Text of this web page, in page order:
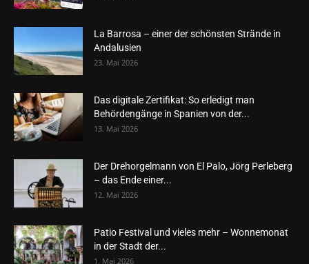
La Barrosa – einer der schönsten Strände in
Andalusien
23. Mai 2026
Das digitale Zertifikat: So erledigt man
Behördengänge in Spanien von der...
13. Mai 2026
Der Drehorgelmann von El Palo, Jörg Perleberg
– das Ende einer...
12. Mai 2026
Patio Festival und vieles mehr – Wonnemonat
in der Stadt der...
1. Mai 2026